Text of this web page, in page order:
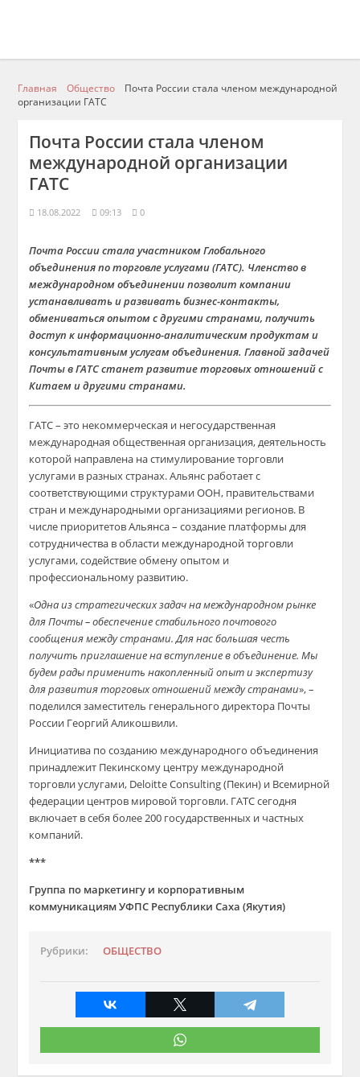
Главная Общество
Почта России стала членом международной
организации ГАТС
Почта России стала членом
международной организации
ГАТС
18.08.2022 09:13 0
Почта России стала участником Глобального
объединения по торговле услугами (ГАТС). Членство в
международном объединении позволит компании
устанавливать и развивать бизнес-контакты,
обмениваться опытом с другими странами, получить
доступ к информационно-аналитическим продуктам и
консультативным услугам объединения. Главной задачей
Почты в ГАТС станет развитие торговых отношений с
Китаем и другими странами.
ГАТС – это некоммерческая и негосударственная
международная общественная организация, деятельность
которой направлена на стимулирование торговли
услугами в разных странах. Альянс работает с
соответствующими структурами OOH, правительствами
стран и международными организациями регионов. В
числе приоритетов Альянса – создание платформы для
сотрудничества в области международной торговли
услугами, содействие обмену опытом и
профессиональному развитию.
«Одна из стратегических задач на международном рынке
для Почты – обеспечение стабильного почтового
сообщения между странами. Для нас большая честь
получить приглашение на вступление в объединение. Мы
будем рады применить накопленный опыт и экспертизу
для развития торговых отношений между странами», –
поделился заместитель генерального директора Почты
России Георгий Аликошвили.
Инициатива по созданию международного объединения
принадлежит Пекинскому центру международной
торговли услугами, Deloitte Consulting (Пекин) и Всемирной
федерации центров мировой торговли. ГАТС сегодня
включает в себя более 200 государственных и частных
компаний.
***
Группа по маркетингу и корпоративным
коммуникациям УФПС Республики Саха (Якутия)
Рубрики: ОБЩЕСТВО